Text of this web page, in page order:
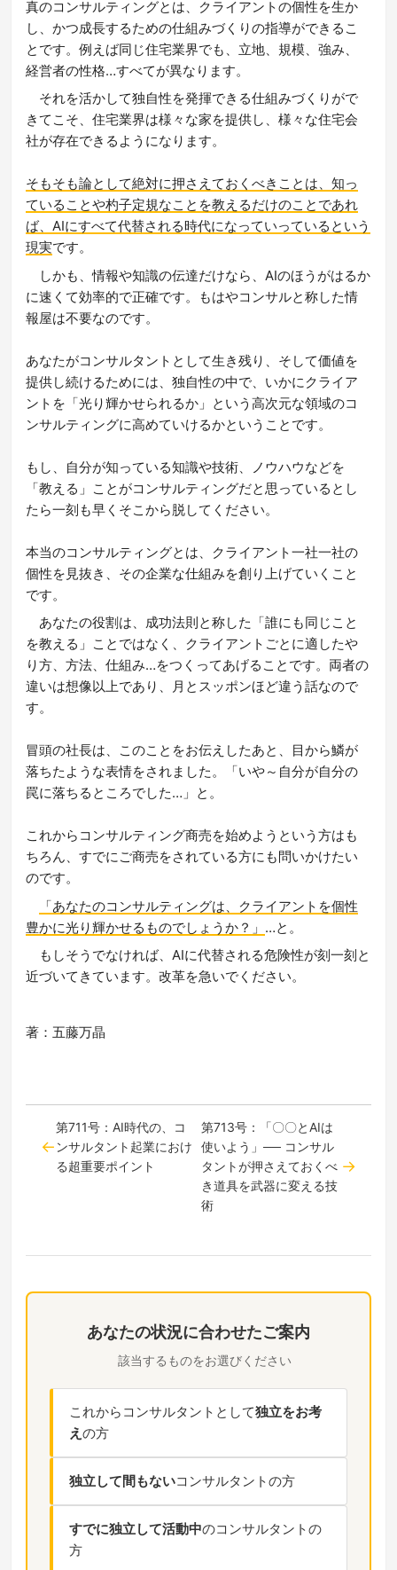
真のコンサルティングとは、クライアントの個性を生か
し、かつ成長するための仕組みづくりの指導ができるこ
とです。例えば同じ住宅業界でも、立地、規模、強み、
経営者の性格…すべてが異なります。
それを活かして独自性を発揮できる仕組みづくりがで
きてこそ、住宅業界は様々な家を提供し、様々な住宅会
社が存在できるようになります。
そもそも論として絶対に押さえておくべきことは、知っ
ていることや杓子定規なことを教えるだけのことであれ
ば、AIにすべて代替される時代になっていっているという
現実です。
しかも、情報や知識の伝達だけなら、AIのほうがはるか
に速くて効率的で正確です。もはやコンサルと称した情
報屋は不要なのです。
あなたがコンサルタントとして生き残り、そして価値を
提供し続けるためには、独自性の中で、いかにクライア
ントを「光り輝かせられるか」という高次元な領域のコ
ンサルティングに高めていけるかということです。
もし、自分が知っている知識や技術、ノウハウなどを
「教える」ことがコンサルティングだと思っているとし
たら一刻も早くそこから脱してください。
本当のコンサルティングとは、クライアント一社一社の
個性を見抜き、その企業な仕組みを創り上げていくこと
です。
あなたの役割は、成功法則と称した「誰にも同じこと
を教える」ことではなく、クライアントごとに適したや
り方、方法、仕組み…をつくってあげることです。両者の
違いは想像以上であり、月とスッポンほど違う話なので
す。
冒頭の社長は、このことをお伝えしたあと、目から鱗が
落ちたような表情をされました。「いや～自分が自分の
罠に落ちるところでした…」と。
これからコンサルティング商売を始めようという方はも
ちろん、すでにご商売をされている方にも問いかけたい
のです。
「あなたのコンサルティングは、クライアントを個性
豊かに光り輝かせるものでしょうか？」 …と。
もしそうでなければ、AIに代替される危険性が刻一刻と
近づいてきています。改革を急いでください。
あなたの状況に合わせたご案内
該当するものをお選びください
これからコンサルタントとして独立をお考
えの方
独立して間もないコンサルタントの方
すでに独立して活動中のコンサルタントの
方
著：五藤万晶
第711号：AI時代の、コ
ンサルタント起業におけ
る超重要ポイント
第713号：「〇〇とAIは
使いよう」── コンサル
タントが押さえておくべ
き道具を武器に変える技
術